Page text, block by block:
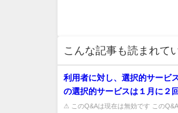
こんな記事も読まれて
利用者に対し、選択的サービ
の選択的サービスは１月に２
次の場合は、どのように取り
⚠ このQ&Aは現在は無効です この